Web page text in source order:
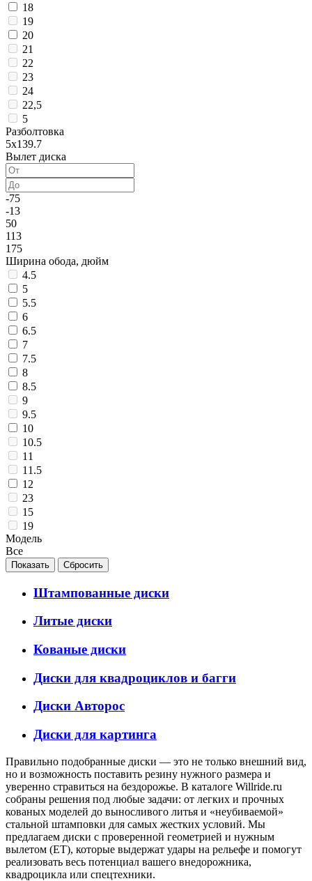
18
19
20
21
22
23
24
22,5
5
Разболтовка
5x139.7
Вылет диска
-75
-13
50
113
175
Ширина обода, дюйм
4.5
5
5.5
6
6.5
7
7.5
8
8.5
9
9.5
10
10.5
11
11.5
12
23
15
19
Модель
Все
Штампованные диски
Литые диски
Кованые диски
Диски для квадроциклов и багги
Диски Авторос
Диски для картинга
Правильно подобранные диски — это не только внешний вид,
но и возможность поставить резину нужного размера и
уверенно стравиться на бездорожье. В каталоге Willride.ru
собраны решения под любые задачи: от легких и прочных
кованых моделей до выносливого литья и «неубиваемой»
стальной штамповки для самых жестких условий. Мы
предлагаем диски с проверенной геометрией и нужным
вылетом (ET), которые выдержат удары на рельефе и помогут
реализовать весь потенциал вашего внедорожника,
квадроцикла или спецтехники.